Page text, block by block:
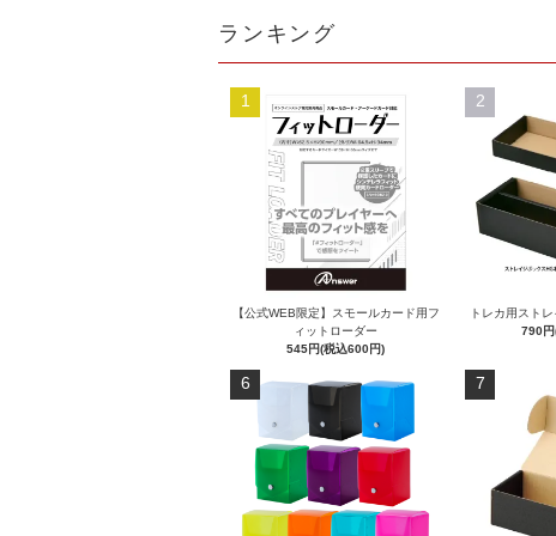
ランキング
1
【公式WEB限定】スモールカード用フ
ィットローダー
545円(税込600円)
2
トレカ用スト
790
6 7